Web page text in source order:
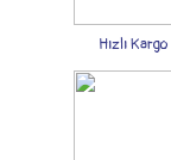
Hızlı Kargo